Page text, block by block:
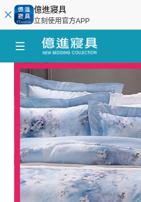
億進寢具
立刻使用官方APP